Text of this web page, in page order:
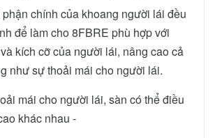
chính của khoang người lái đều
để làm cho 8FBRE phù hợp với
kích cỡ của người lái, nâng cao cả
như sự thoải mái cho người lái.
mái cho người lái, sàn có thể điều
khác nhau -